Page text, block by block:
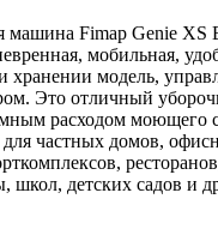
машина Fimap Genie XS
мобильная,
хранении модель,
Это отличный
расходом моющего
для частных домов,
школ, детских садов и